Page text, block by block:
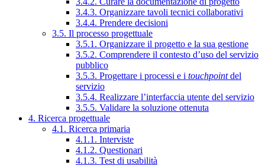
3.4.3. Organizzare tavoli tecnici collaborativi
3.4.4. Prendere decisioni
3.5. Il processo progettuale
3.5.1. Organizzare il progetto e la sua gestione
3.5.2. Comprendere il contesto d’uso del servizio
pubblico
3.5.3. Progettare i processi e i touchpointdel
servizio
3.5.4. Realizzare l’interfaccia utente del servizio
3.5.5. Validare la soluzione ottenuta
4. Ricerca progettuale
4.1. Ricerca primaria
4.1.1. Interviste
4.1.2. Questionari
4.1.3. Test di usabilità